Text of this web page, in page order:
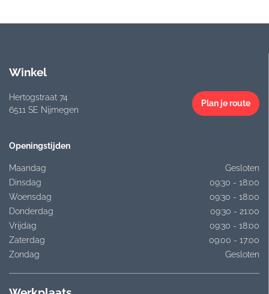
Winkel
Hertogstraat 74
6511 SE Nijmegen
Plan je route
Openingstijden
Maandag
Gesloten
Dinsdag
09:30 - 18:00
Woensdag
09:30 - 18:00
Donderdag
09:30 - 21:00
Vrijdag
09:30 - 18:00
Zaterdag
09:00 - 17:00
Zondag
Gesloten